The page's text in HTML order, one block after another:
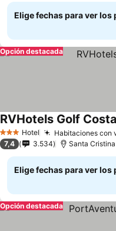
Elige fechas para ver los
Opción destacada
3 Estrellas
Hotel Habitaciones con
RVHotels Golf
7,4 3.534 Santa
Elige fechas para ver los
Opción destacada